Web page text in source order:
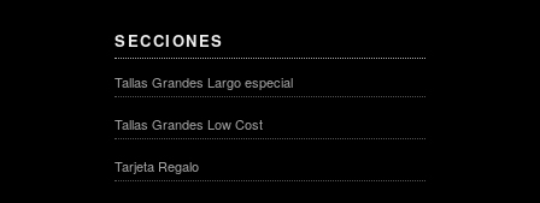
SECCIONES
Tallas Grandes Largo especial
Tallas Grandes Low Cost
Tarjeta Regalo